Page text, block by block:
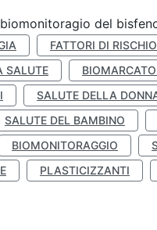
del
FATTORI DI RISCHIO
SALUTE
SALUTE DELLA
SALUTE DEL BAMBINO
BIOMONITORAGGIO
PLASTICIZZANTI